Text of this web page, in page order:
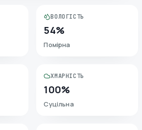
ВОЛОГІСТЬ
54%
Помірна
ХМАРНІСТЬ
100%
Суцільна